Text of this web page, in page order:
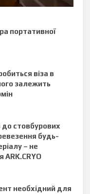
портативної
віза в
залежить
до стовбурових
будь-
– не
необхідний для